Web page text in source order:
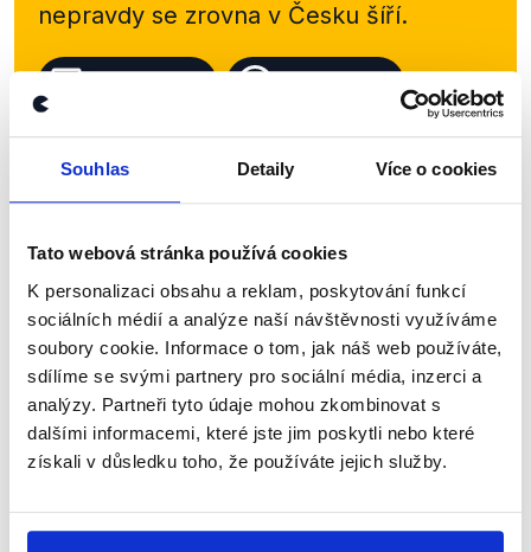
Souhlas Detaily Více o cookies
Tato webová stránka používá cookies
K personalizaci obsahu a reklam, poskytování funkcí
sociálních médií a analýze naší návštěvnosti využíváme
soubory cookie. Informace o tom, jak náš web používáte,
sdílíme se svými partnery pro sociální média, inzerci a
analýzy. Partneři tyto údaje mohou zkombinovat s
dalšími informacemi, které jste jim poskytli nebo které
získali v důsledku toho, že používáte jejich služby.
nepravdy se zrovna v Česku šíří.
Sociální sítě
Nenechte si ujít nejnovější události
z Demagog.cz. Sdílením našich
příspěvků přátelům podpoříte naši
práci.